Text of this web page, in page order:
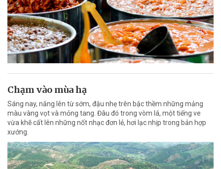
Chạm vào mùa hạ
Sáng nay, nắng lên từ sớm, đậu nhẹ trên bậc thềm những mảng
màu vàng vọt và mỏng tang. Đâu đó trong vòm lá, một tiếng ve
vừa khẽ cất lên những nốt nhạc đơn lẻ, hơi lạc nhịp trong bản hợp
xướng.